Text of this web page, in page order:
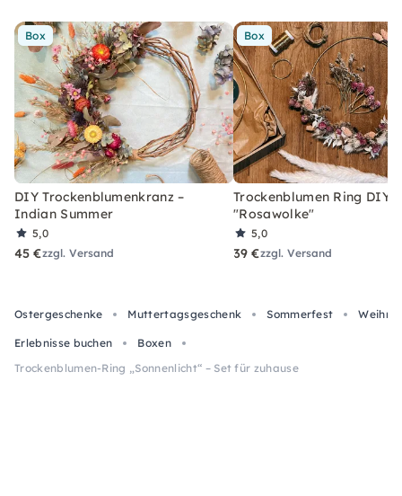
Box
DIY Trockenblumenkranz –
Indian Summer
5,0
45 €zzgl. Versand
Box
Trockenblumen Ring DIY-
"Rosawolke"
5,0
39 €zzgl. Versand
Ostergeschenke Muttertagsgeschenk Sommerfest
Erlebnisse buchen
Boxen
Trockenblumen-Ring „Sonnenlicht“ – Set für zuhause